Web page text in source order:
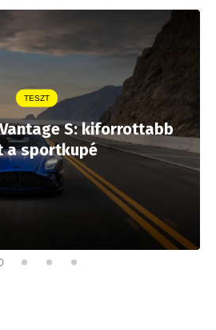
TESZT
S: kiforrottabb
a sportkupé